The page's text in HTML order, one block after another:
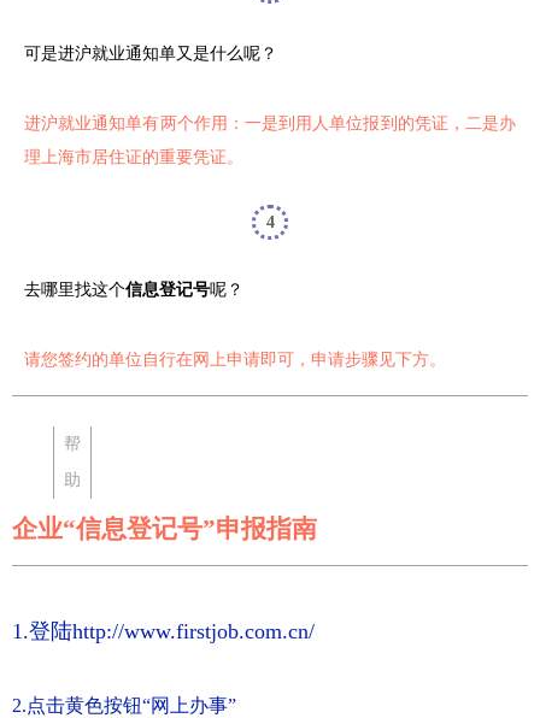
可是进沪就业通知单又是什么呢？
进沪就业通知单有两个作用：一是到用人单位报到的凭证，二是办
理上海市居住证的重要凭证。
4
去哪里找这个信息登记号呢？
请您签约的单位自行在网上申请即可，申请步骤见下方。
帮
助
企业“信息登记号”申报指南
1.登陆http://www.firstjob.com.cn/
2.点击黄色按钮“网上办事”